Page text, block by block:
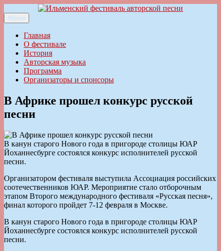
к
содержимому
Ильменский фестиваль авторской песни
Меню
Главная
О фестивале
История
Авторская музыка
Программа
Организаторы и спонсоры
В Африке прошел конкурс русской
песни
В канун старого Нового года в пригороде столицы ЮАР
Йоханнесбурге состоялся конкурс исполнителей русской
песни.
Организатором фестиваля выступила Ассоциация российских
соотечественников ЮАР. Мероприятие стало отборочным
этапом Второго международного фестиваля «Русская песня»,
финал которого пройдет 7-12 февраля в Москве.
В канун старого Нового года в пригороде столицы ЮАР
Йоханнесбурге состоялся конкурс исполнителей русской
песни.